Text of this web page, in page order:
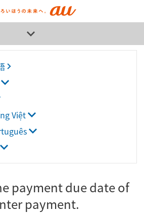
Việt
payment due date of
payment.